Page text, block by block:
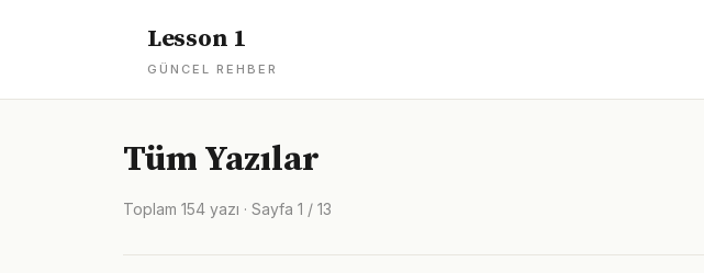
Lesson 1
GÜNCEL REHBER
Tüm Yazılar
Toplam 154 yazı · Sayfa 1 / 13